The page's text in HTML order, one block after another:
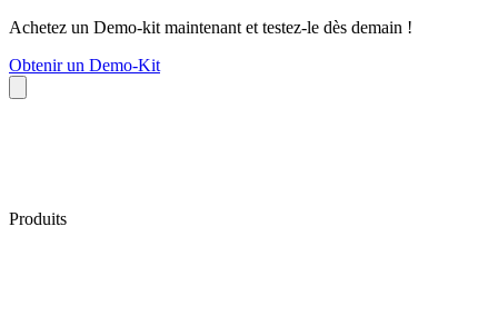
Achetez un Demo-kit maintenant et testez-le dès demain !
Obtenir un Demo-Kit
Produits